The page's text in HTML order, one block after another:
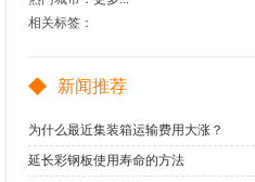
相关标签：
新闻推荐
为什么最近集装箱运输费用大涨？
延长彩钢板使用寿命的方法